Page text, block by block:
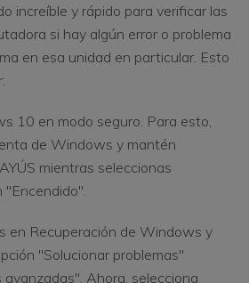
increíble y rápido para verificar las
si hay algún error o problema
en esa unidad en particular. Esto
10 en modo seguro. Para esto,
de Windows y mantén
mientras seleccionas
en Recuperación de Windows y
"Solucionar problemas"
Ahora, selecciona